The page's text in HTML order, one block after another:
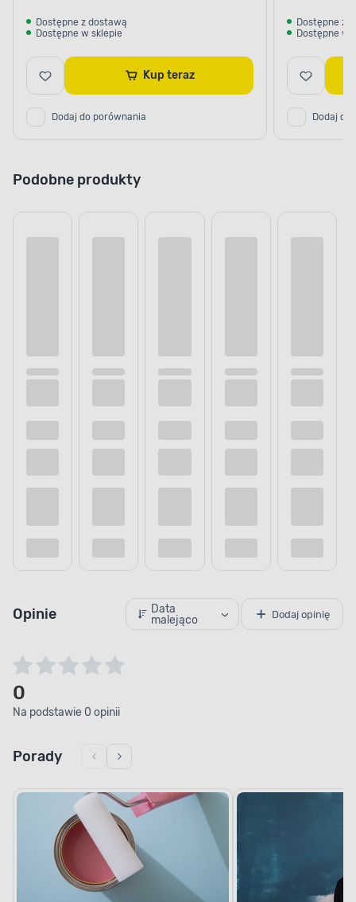
Dostępne z dostawą
Dostępne w sklepie
Kup teraz
Dodaj do porównania
Dostępne z
Dostępne w
Dodaj do
Podobne produkty
Opinie
Data
malejąco
Dodaj opinię
0
Na podstawie 0 opinii
Porady